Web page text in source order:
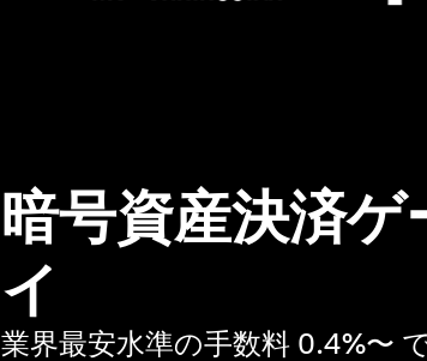
暗号資産決済ゲ
イ
業界最安水準の手数料 0.4%〜